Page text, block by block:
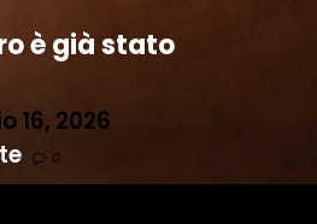
è già stato
16, 2026
0